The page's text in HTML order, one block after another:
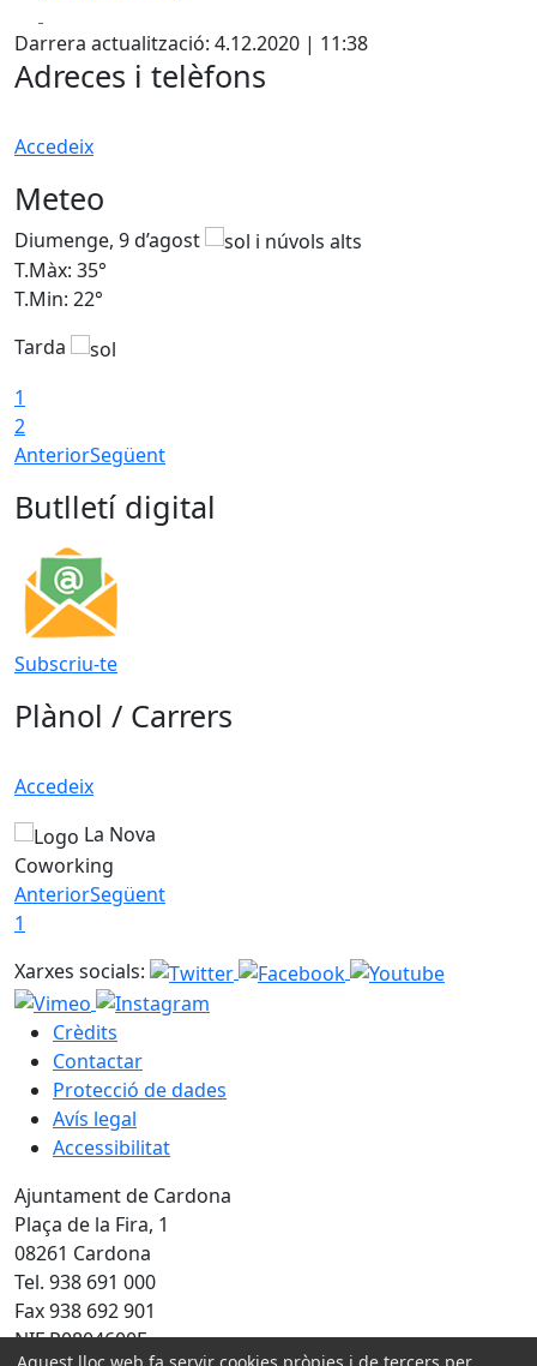
+
−
Darrera actualització: 4.12.2020 | 11:38
Adreces i telèfons
Accedeix
Meteo
Diumenge, 9 d’agost
T.Màx: 35°
T.Min: 22°
Tarda
1
2
AnteriorSegüent
Butlletí digital
Subscriu-te
Plànol / Carrers
Accedeix
La Nova
Coworking
AnteriorSegüent
1
Xarxes socials:
Crèdits
Contactar
Protecció de dades
Avís legal
Accessibilitat
Ajuntament de Cardona
Plaça de la Fira, 1
08261 Cardona
Tel. 938 691 000
Fax 938 692 901
NIF P0804600E